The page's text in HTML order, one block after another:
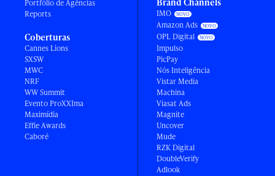
Portfólio de Agências
Reports
Coberturas
Cannes Lions
SXSW
MWC
NRF
WW Summit
Evento ProXXIma
Maximídia
Effie Awards
Caboré
Brand Channels
IMO
Amazon Ads
OPL Digital
Impulso
PicPay
Nós Inteligência
Vistar Media
Machina
Viasat Ads
Magnite
Uncover
Mude
RZK Digital
DoubleVerify
Adlook